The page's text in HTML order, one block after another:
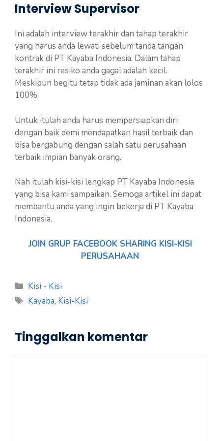
Interview Supervisor
Ini adalah interview terakhir dan tahap terakhir
yang harus anda lewati sebelum tanda tangan
kontrak di PT Kayaba Indonesia. Dalam tahap
terakhir ini resiko anda gagal adalah kecil.
Meskipun begitu tetap tidak ada jaminan akan lolos
100%.
Untuk itulah anda harus mempersiapkan diri
dengan baik demi mendapatkan hasil terbaik dan
bisa bergabung dengan salah satu perusahaan
terbaik impian banyak orang.
Nah itulah kisi-kisi lengkap PT Kayaba Indonesia
yang bisa kami sampaikan. Semoga artikel ini dapat
membantu anda yang ingin bekerja di PT Kayaba
Indonesia.
JOIN GRUP FACEBOOK SHARING KISI-KISI
PERUSAHAAN
Kategori
Kisi - Kisi
Tag
Kayaba, Kisi-Kisi
Tinggalkan komentar